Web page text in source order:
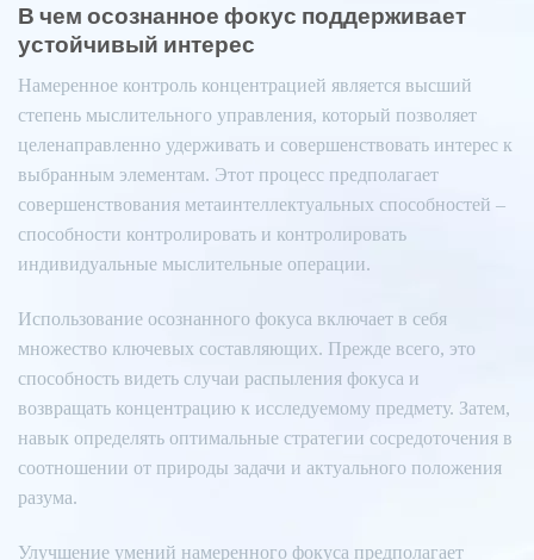
В чем осознанное фокус поддерживает
устойчивый интерес
Намеренное контроль концентрацией является высший
степень мыслительного управления, который позволяет
целенаправленно удерживать и совершенствовать интерес к
выбранным элементам. Этот процесс предполагает
совершенствования метаинтеллектуальных способностей –
способности контролировать и контролировать
индивидуальные мыслительные операции.
Использование осознанного фокуса включает в себя
множество ключевых составляющих. Прежде всего, это
способность видеть случаи распыления фокуса и
возвращать концентрацию к исследуемому предмету. Затем,
навык определять оптимальные стратегии сосредоточения в
соотношении от природы задачи и актуального положения
разума.
Улучшение умений намеренного фокуса предполагает